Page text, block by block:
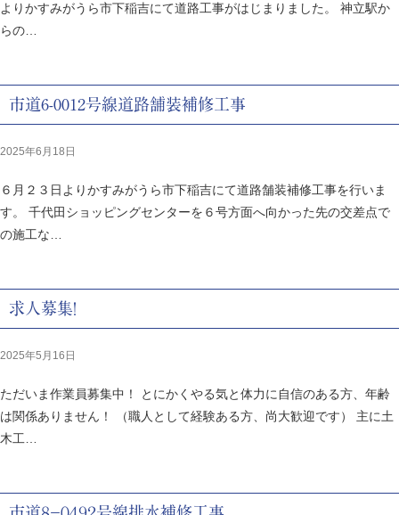
よりかすみがうら市下稲吉にて道路工事がはじまりました。 神立駅か
らの…
市道6-0012号線道路舗装補修工事
2025年6月18日
６月２３日よりかすみがうら市下稲吉にて道路舗装補修工事を行いま
す。 千代田ショッピングセンターを６号方面へ向かった先の交差点で
の施工な…
求人募集！
2025年5月16日
ただいま作業員募集中！ とにかくやる気と体力に自信のある方、年齢
は関係ありません！ （職人として経験ある方、尚大歓迎です） 主に土
木工…